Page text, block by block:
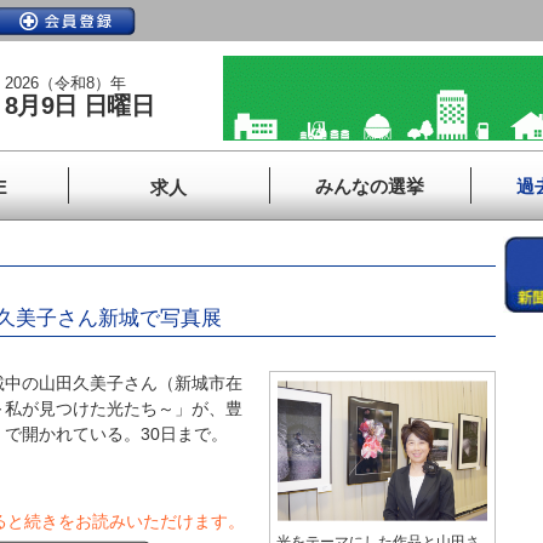
2026（令和8）年
8月9日 日曜日
求人 みんなの選挙 過
美子さん新城で写真展
の山田久美子さん（新城市在
が見つけた光たち～」が、豊
で開かれている。30日まで。
続きをお読みいただけます。